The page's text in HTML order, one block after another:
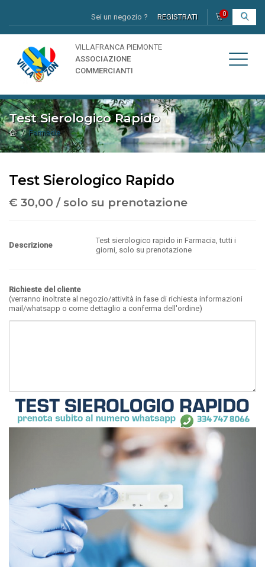
Sei un negozio ? REGISTRATI 0
VILLAFRANCA PIEMONTE
ASSOCIAZIONE
COMMERCIANTI
Test Sierologico Rapido
Farmacie
Test Sierologico Rapido
€ 30,00 / solo su prenotazione
Descrizione
Test sierologico rapido in Farmacia, tutti i
giorni, solo su prenotazione
Richieste del cliente
(verranno inoltrate al negozio/attività in fase di richiesta informazioni
mail/whatsapp o come dettaglio a conferma dell'ordine)